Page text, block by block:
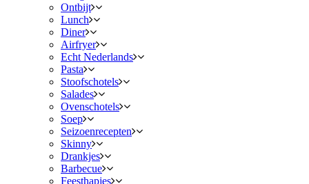
Ontbijt
Lunch
Diner
Airfryer
Echt Nederlands
Pasta
Stoofschotels
Salades
Ovenschotels
Soep
Seizoenrecepten
Skinny
Drankjes
Barbecue
Feesthapjes